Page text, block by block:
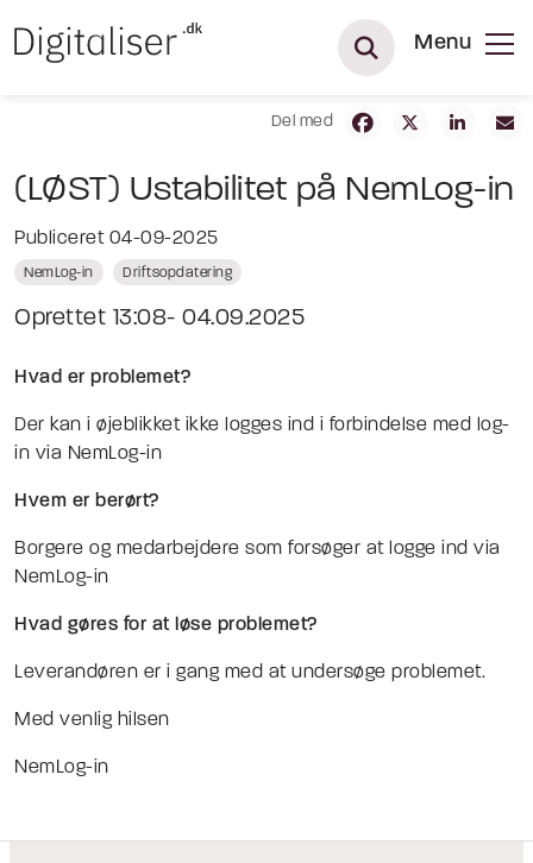
Menu
Del med
(LØST) Ustabilitet på NemLog-in
Publiceret 04-09-2025
NemLog-in Driftsopdatering
Oprettet 13:08- 04.09.2025
Hvad er problemet?
Der kan i øjeblikket ikke logges ind i forbindelse med log-
in via NemLog-in
Hvem er berørt?
Borgere og medarbejdere som forsøger at logge ind via
NemLog-in
Hvad gøres for at løse problemet?
Leverandøren er i gang med at undersøge problemet.
Med venlig hilsen
NemLog-in